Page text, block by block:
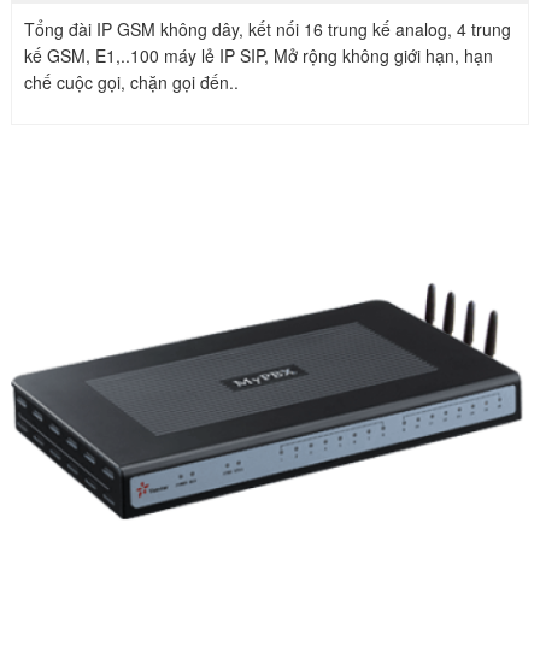
Tổng đài IP GSM không dây, kết nối 16 trung kế analog, 4 trung
kế GSM, E1,..100 máy lẻ IP SIP, Mở rộng không giới hạn, hạn
chế cuộc gọi, chặn gọi đến..